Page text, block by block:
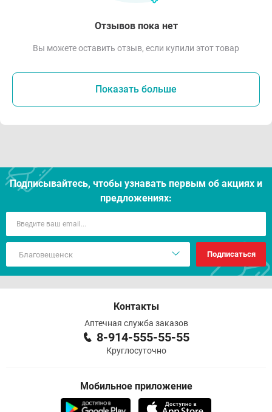
Отзывов пока нет
Вы можете оставить отзыв, если купили этот товар
Показать больше
Подписывайтесь, чтобы узнавать первым об акцияx и
предложениях:
Подписаться
Контакты
Аптечная служба заказов
8-914-555-55-55
Круглосуточно
Мобильное приложение